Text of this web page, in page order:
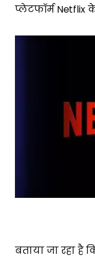
प्लेटफॉर्म Netflix
बताया जा रहा है